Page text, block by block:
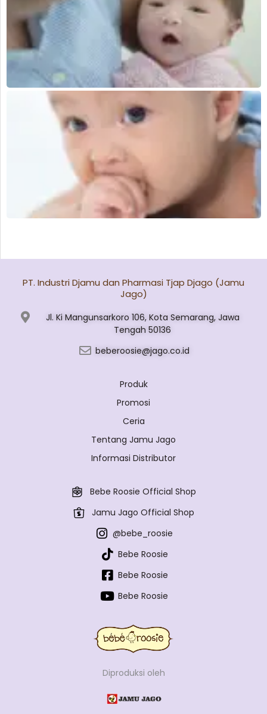
PT. Industri Djamu dan Pharmasi Tjap Djago (Jamu
Jago)
Jl. Ki Mangunsarkoro 106, Kota Semarang, Jawa
Tengah 50136
beberoosie@jago.co.id
Produk
Promosi
Ceria
Tentang Jamu Jago
Informasi Distributor
Bebe Roosie Official Shop
Jamu Jago Official Shop
@bebe_roosie
Bebe Roosie
Bebe Roosie
Bebe Roosie
Diproduksi oleh